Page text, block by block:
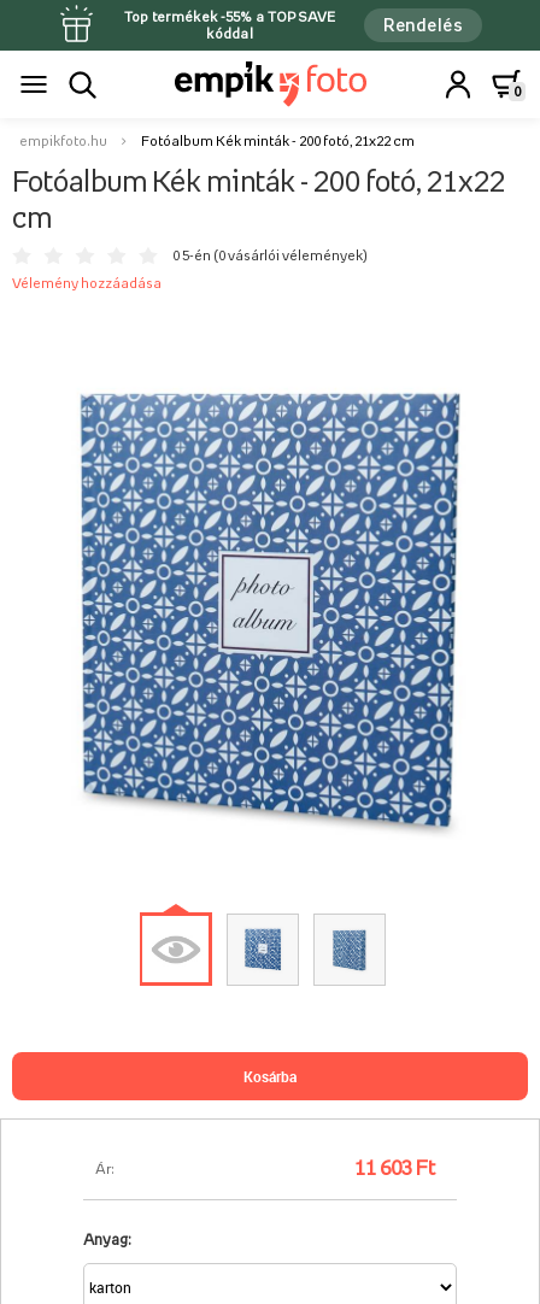
Top termékek -55% a TOPSAVE
kóddal
Rendelés
0
empikfoto.hu Fotóalbum Kék minták - 200 fotó, 21x22 cm
Fotóalbum Kék minták - 200 fotó, 21x22
cm
0 5-én (0 vásárlói vélemények)
Vélemény hozzáadása
Ár: 11 603 Ft
Anyag:
kosárba